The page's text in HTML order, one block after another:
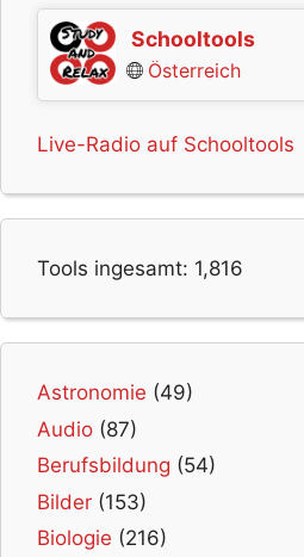
Schooltools
Österreich
Live-Radio auf Schooltools
Tools ingesamt: 1,816
Astronomie (49)
Audio (87)
Berufsbildung (54)
Bilder (153)
Biologie (216)